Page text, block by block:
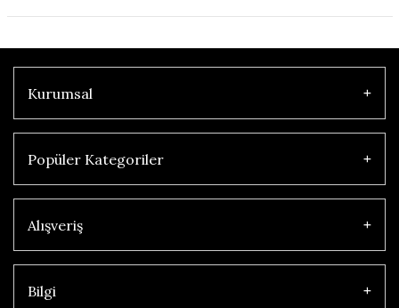
Kurumsal
Popüler Kategoriler
Alışveriş
Bilgi